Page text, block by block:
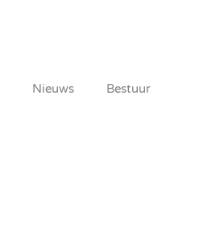
Nieuws Bestuur